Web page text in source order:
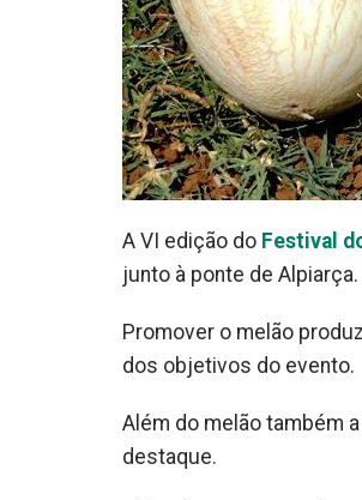
A VI edição do Festival
junto à ponte de Alpiarça.
Promover o melão
dos objetivos do evento.
Além do melão também
destaque.